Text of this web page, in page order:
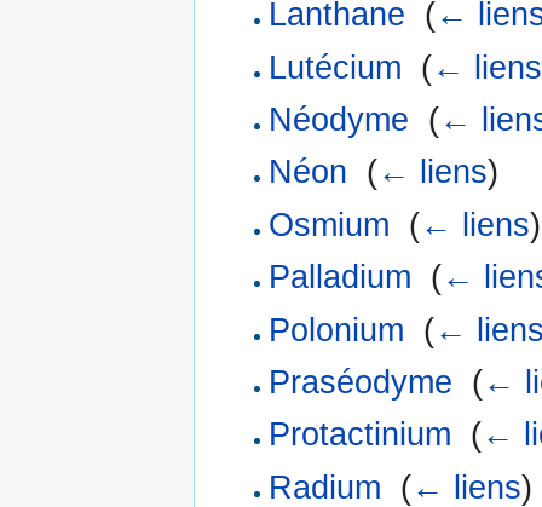
Lanthane (←
Lutécium (← liens
Néodyme (←
Néon (← liens)
Osmium (← liens)
Palladium (←
Polonium (←
Praséodyme (←
Protactinium (←
Radium (← liens)